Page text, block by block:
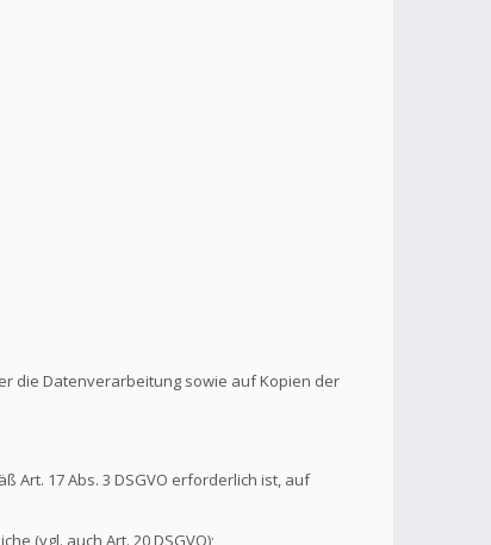
die Datenverarbeitung sowie auf Kopien der
Art. 17 Abs. 3 DSGVO erforderlich ist, auf
(vgl. auch Art. 20 DSGVO);